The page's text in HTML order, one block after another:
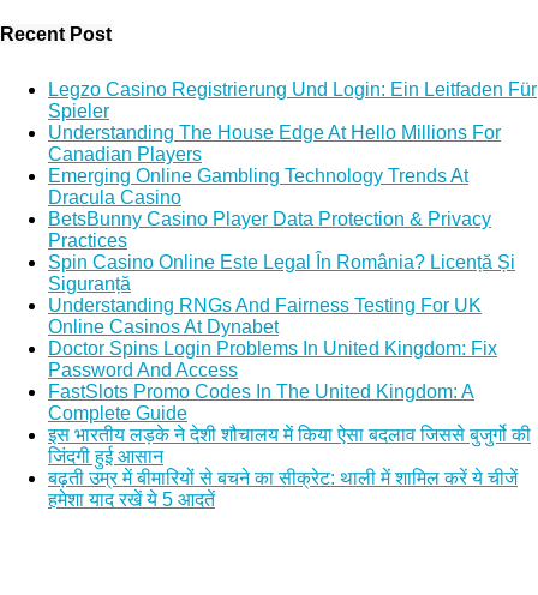
Recent Post
Legzo Casino Registrierung Und Login: Ein Leitfaden Für
Spieler
Understanding The House Edge At Hello Millions For
Canadian Players
Emerging Online Gambling Technology Trends At
Dracula Casino
BetsBunny Casino Player Data Protection & Privacy
Practices
Spin Casino Online Este Legal În România? Licență Și
Siguranță
Understanding RNGs And Fairness Testing For UK
Online Casinos At Dynabet
Doctor Spins Login Problems In United Kingdom: Fix
Password And Access
FastSlots Promo Codes In The United Kingdom: A
Complete Guide
इस भारतीय लड़के ने देशी शौचालय में किया ऐसा बदलाव जिससे बुजुर्गो की
जिंदगी हुई आसान
बढ़ती उम्र में बीमारियों से बचने का सीक्रेट: थाली में शामिल करें ये चीजें
हमेशा याद रखें ये 5 आदतें